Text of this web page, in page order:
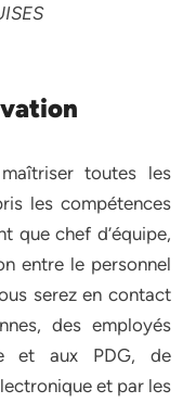
toutes les
les compétences
que chef d’équipe,
entre le personnel
serez en contact
des employés
et aux PDG, de
et par les